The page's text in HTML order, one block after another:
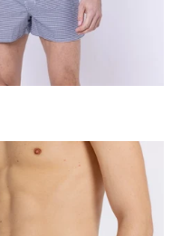
régulier